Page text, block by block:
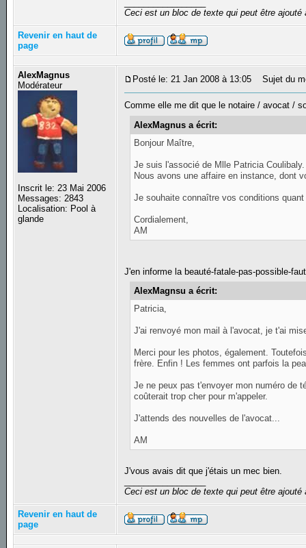
Ceci est un bloc de texte qui peut être
Revenir en haut de
page
AlexMagnus
Modérateur
Inscrit le: 23 Mai 2006
Messages: 2843
Localisation: Pool à
glande
Posté le: 21 Jan 2008 à 13:05 Sujet du
Comme elle me dit que le notaire / avocat /
AlexMagnus a écrit:
Bonjour Maître,
Je suis l'associé de Mlle Patricia Coulibaly.
Nous avons une affaire en instance, dont
Je souhaite connaître vos conditions
Cordialement,
AM
J'en informe la beauté-fatale-pas-possible-
AlexMagnsu a écrit:
Patricia,
J'ai renvoyé mon mail à l'avocat, je t'ai
Merci pour les photos, également.
frère. Enfin ! Les femmes ont parfois la
Je ne peux pas t'envoyer mon numéro de
coûterait trop cher pour m'appeler.
J'attends des nouvelles de l'avocat...
AM
J'vous avais dit que j'étais un mec bien.
Ceci est un bloc de texte qui peut être
Revenir en haut de
page